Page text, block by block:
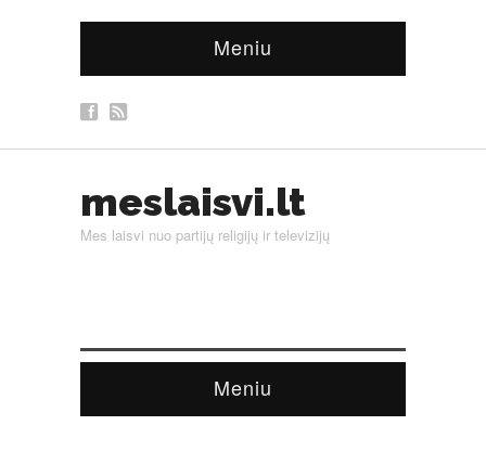
Meniu
meslaisvi.lt
Mes laisvi nuo partijų religijų ir televizijų
Meniu